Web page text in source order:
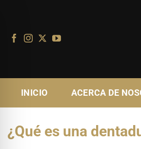
contenido
INICIO ACERCA DE
¿Qué es una